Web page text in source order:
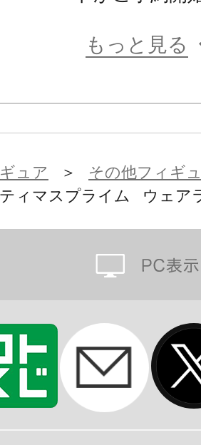
サーで起動
イントで再現された
です。実際の商品と
もっと見る
ュア ＞ その他フィギ
ィマスプライム ウェア